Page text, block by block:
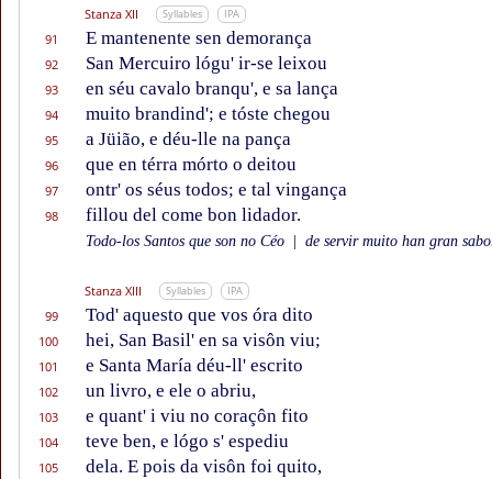
Stanza XII Syllables IPA
91 E mantenente sen demorança
92 San Mercuiro lógu' ir-se leixou
93 en séu cavalo branqu', e sa lança
94 muito brandind'; e tóste chegou
95 a Jüião, e déu-lle na pança
96 que en térra mórto o deitou
97 ontr' os séus todos; e tal vingança
98 fillou del come bon lidador.
Todo-los Santos que son no Céo de servir muito han gran
Stanza XIII Syllables IPA
99 Tod' aquesto que vos óra dito
100 hei, San Basil' en sa visôn viu;
101 e Santa María déu-ll' escrito
102 un livro, e ele o abriu,
103 e quant' i viu no coraçôn fito
104 teve ben, e lógo s' espediu
105 dela. E pois da visôn foi quito,